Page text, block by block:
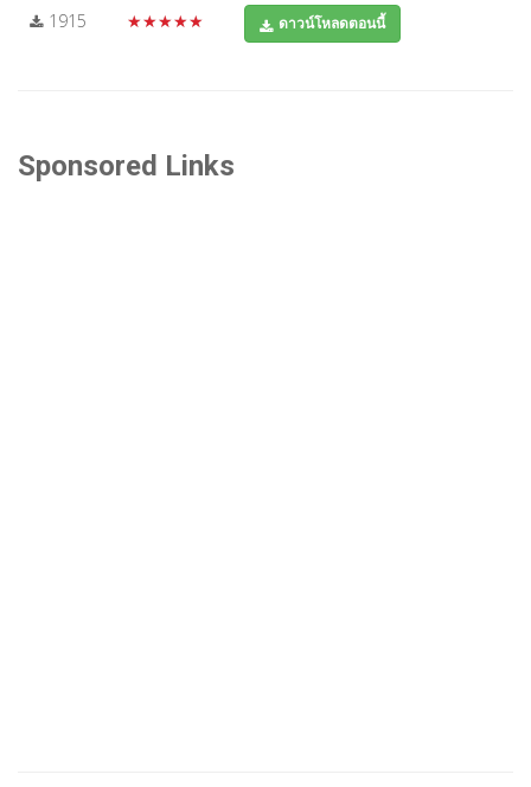
1915 ★★★★★ ดาวน์โหลดตอนนี้
Sponsored Links